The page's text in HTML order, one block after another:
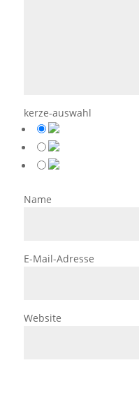
kerze-auswahl
Name
E-Mail-Adresse
Website